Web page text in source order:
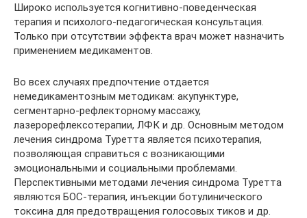
Широко используется когнитивно-поведенческая
терапия и психолого-педагогическая консультация.
Только при отсутствии эффекта врач может назначить
применением медикаментов.
Во всех случаях предпочтение отдается
немедикаментозным методикам: акупунктуре,
сегментарно-рефлекторному массажу,
лазерорефлексотерапии, ЛФК и др. Основным методом
лечения синдрома Туретта является психотерапия,
позволяющая справиться с возникающими
эмоциональными и социальными проблемами.
Перспективными методами лечения синдрома Туретта
являются БОС-терапия, инъекции ботулинического
токсина для предотвращения голосовых тиков и др.